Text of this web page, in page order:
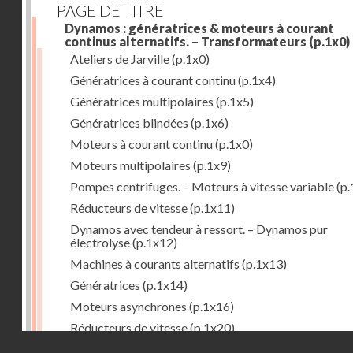
PAGE DE TITRE
Dynamos : génératrices & moteurs à courant
continus alternatifs. – Transformateurs (p.1x0)
Ateliers de Jarville(p.1x0)
Génératrices à courant continu(p.1x4)
Génératrices multipolaires (p.1x5)
Génératrices blindées (p.1x6)
Moteurs à courant continu(p.1x0)
Moteurs multipolaires (p.1x9)
Pompes centrifuges. – Moteurs à vitesse variable
Réducteurs de vitesse(p.1x11)
Dynamos avec tendeur à ressort. – Dynamos pur
électrolyse(p.1x12)
Machines à courants alternatifs (p.1x13)
Génératrices (p.1x14)
Moteurs asynchrones (p.1x16)
Réducteurs de vitesse(p.1x20)